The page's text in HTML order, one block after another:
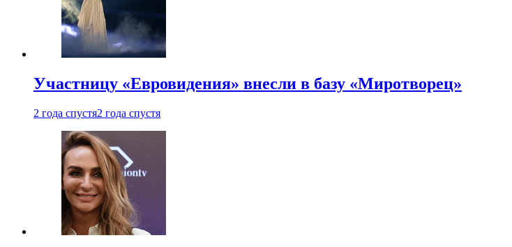
Участницу «Евровидения» внесли в базу «Миротворец»
2 года спустя2 года спустя